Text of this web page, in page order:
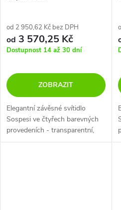
od 2 950,62 Kč bez DPH
od 3 570,25 Kč
Dostupnost 14 až 30 dní
ZOBRAZIT
Elegantní závěsné svítidlo
Sospesi ve čtyřech barevných
provedeních - transparentní,
kouřová, zlatá, měděná.